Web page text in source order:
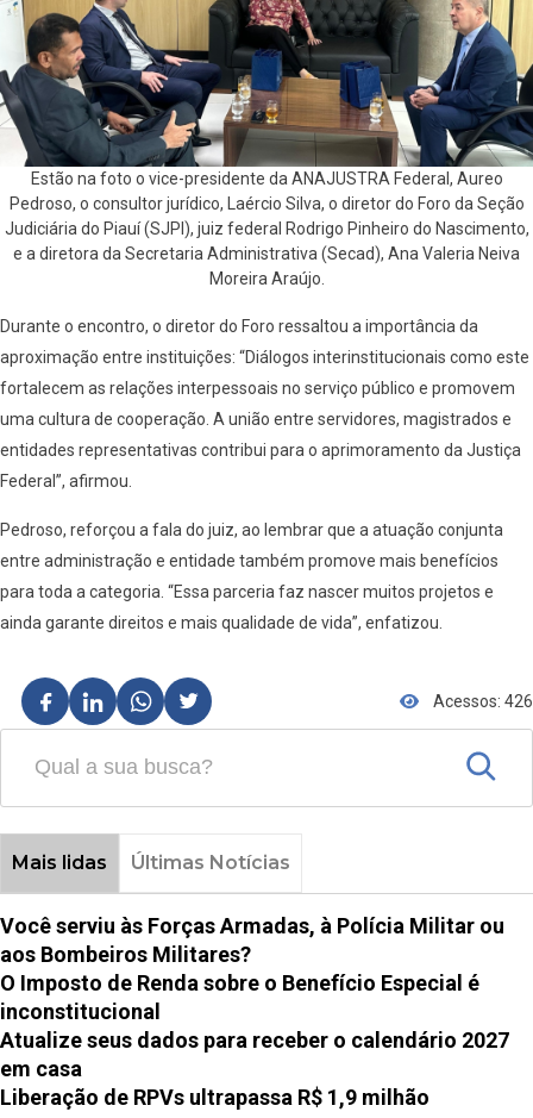
Estão na foto o vice-presidente da ANAJUSTRA Federal, Aureo
Pedroso, o consultor jurídico, Laércio Silva, o diretor do Foro da Seção
Judiciária do Piauí (SJPI), juiz federal Rodrigo Pinheiro do Nascimento,
e a diretora da Secretaria Administrativa (Secad), Ana Valeria Neiva
Moreira Araújo.
Durante o encontro, o diretor do Foro ressaltou a importância da
aproximação entre instituições: “Diálogos interinstitucionais como este
fortalecem as relações interpessoais no serviço público e promovem
uma cultura de cooperação. A união entre servidores, magistrados e
entidades representativas contribui para o aprimoramento da Justiça
Federal”, afirmou.
Pedroso, reforçou a fala do juiz, ao lembrar que a atuação conjunta
entre administração e entidade também promove mais benefícios
para toda a categoria. “Essa parceria faz nascer muitos projetos e
ainda garante direitos e mais qualidade de vida”, enfatizou.
Acessos: 426
Mais lidas Últimas Notícias
Você serviu às Forças Armadas, à Polícia Militar ou
aos Bombeiros Militares?
O Imposto de Renda sobre o Benefício Especial é
inconstitucional
Atualize seus dados para receber o calendário 2027
em casa
Liberação de RPVs ultrapassa R$ 1,9 milhão